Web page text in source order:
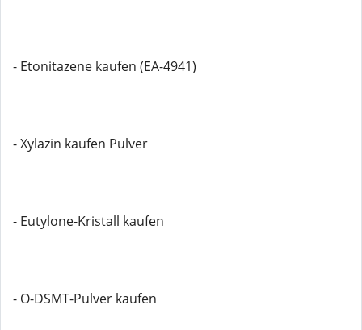
- Etonitazene kaufen (EA-4941)
- Xylazin kaufen Pulver
- Eutylone-Kristall kaufen
- O-DSMT-Pulver kaufen